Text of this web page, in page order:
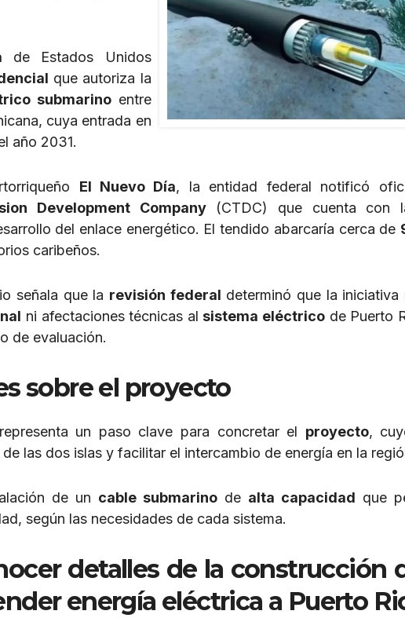
de Estados Unidos
que autoriza la
submarinoentre
cuya entrada en
año 2031.
El Nuevo Día, la entidad federal notificó
Development Company(CTDC) que cuenta con
del enlace energético. El tendido abarcaría cerca de
caribeños.
señala que la revisión federal determinó que la iniciativa
ni afectaciones técnicas al sistema eléctrico de Puerto
de evaluación.
sobre el proyecto
representa un paso clave para concretar el proyecto,
las dos islas y facilitar el intercambio de energía en la
de un cable submarino de alta capacidad que
según las necesidades de cada sistema.
detalles de la construcción
energía eléctrica a Puerto